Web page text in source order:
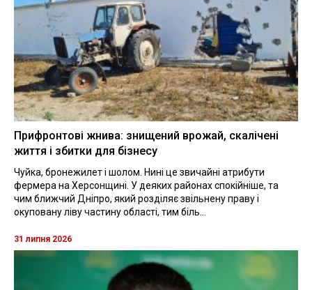
Прифронтові жнива: знищений врожай, скалічені
життя і збитки для бізнесу
Чуйка, бронежилет і шолом. Нині це звичайні атрибути
фермера на Херсонщині. У деяких районах спокійніше, та
чим ближчий Дніпро, який розділяє звільнену праву і
окуповану ліву частину області, тим біль...
31 липня 2026